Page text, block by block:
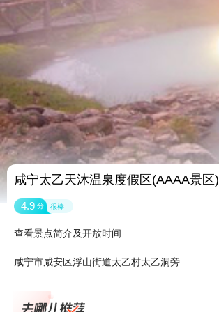
咸宁太乙天沐温泉度假区(AAAA景区)
4.9 分 很棒
查看景点简介及开放时间
咸宁市咸安区浮山街道太乙村太乙洞旁